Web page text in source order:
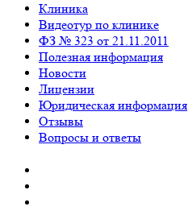
Клиника
Видеотур по клинике
ФЗ № 323 от 21.11.2011
Полезная информация
Новости
Лицензии
Юридическая информация
Отзывы
Вопросы и ответы